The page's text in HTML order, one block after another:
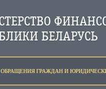
ОБРАЩЕНИЯ ГРАЖДАН И